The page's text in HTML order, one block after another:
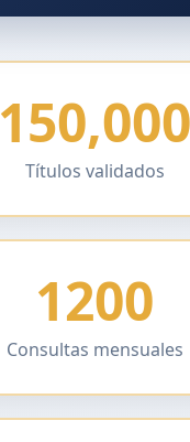
150,000
Títulos validados
1200
Consultas mensuales